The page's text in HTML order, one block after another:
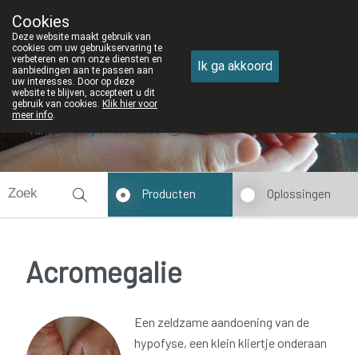
050/82 28 83
Producten Oplossingen
Acromegalie
Een zeldzame aandoening van de
hypofyse, een klein kliertje onderaan
Cookies
Deze website maakt gebruik van
cookies om uw gebruikservaring te
verbeteren en om onze diensten en
aanbiedingen aan te passen aan
uw interesses. Door op deze
website te blijven, accepteert u dit
gebruik van cookies. Klik hier voor
meer info.
Ik ga akkoord